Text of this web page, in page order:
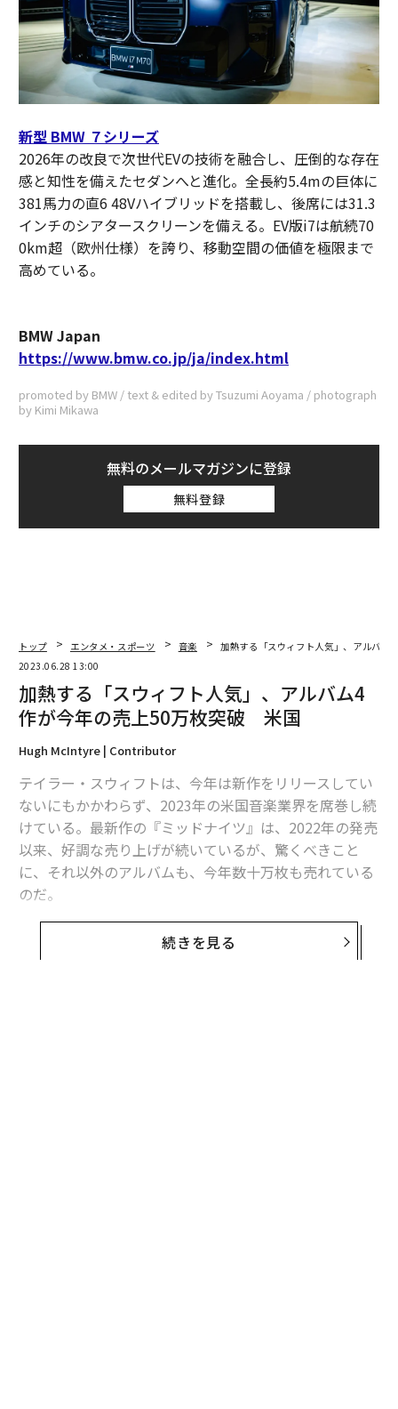
新型 BMW ７シリーズ
2026年の改良で次世代EVの技術を融合し、圧倒的な存在
感と知性を備えたセダンへと進化。全長約5.4mの巨体に
381馬力の直6 48Vハイブリッドを搭載し、後席には31.3
インチのシアタースクリーンを備える。EV版i7は航続70
0km超（欧州仕様）を誇り、移動空間の価値を極限まで
高めている。
BMW Japan
https://www.bmw.co.jp/ja/index.html
promoted by BMW / text & edited by Tsuzumi Aoyama / photograph
by Kimi Mikawa
無料のメールマガジンに登録
無料登録
トップ エンタメ・スポーツ 音楽
加熱する「スウィフト人気」、アルバ
2023.06.28 13:00
加熱する「スウィフト人気」、アルバム4
作が今年の売上50万枚突破 米国
Hugh McIntyre | Contributor
テイラー・スウィフトは、今年は新作をリリースしてい
ないにもかかわらず、2023年の米国音楽業界を席巻し続
けている。最新作の『ミッドナイツ』は、2022年の発売
以来、好調な売り上げが続いているが、驚くべきこと
に、それ以外のアルバムも、今年数十万枚も売れている
のだ。
音楽業界誌『HitsDailyDouble』によると、米国では今
年、スウィフトのアルバム4作が販売枚数換算ですでに5
続きを見る